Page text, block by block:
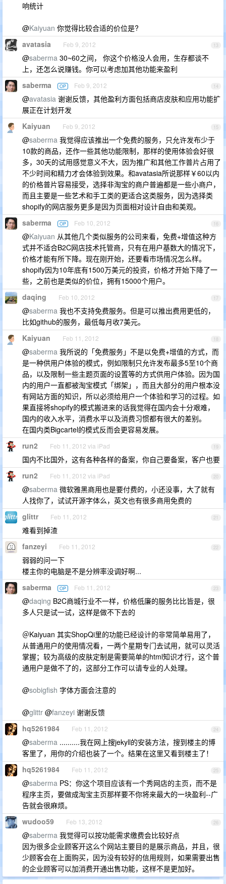
响统计
@Kaiyuan 你觉得比较合适的价位是?
13
avatasia Feb 9, 2012
@saberma 30~60之间， 你这个价格没人会用，生存都谈不
上，还怎么说赚钱。你可以考虑加其他功能来盈利
14
saberma OP Feb 9, 2012
@avatasia 谢谢反馈，其他盈利方面包括商店皮肤和应用功能扩
展正在计划开发
15
Kaiyuan Feb 9, 2012
@saberma 我觉得应该推出一个免费的服务，只允许发布少于
10款的商品，还作一些其他功能限制，那样的使用体验会好很
多，30天的试用感觉意义不大，因为推广和其他工作普片占用了
不少时间和精力才会体验到效果。和avatasia所说那样￥60以内
的价格普片容易接受，选择非淘宝的商户普遍都是一些小商户，
而且主要是一些艺术和手工类的更适合这类服务，因为选择类
shopify的网店服务更多是因为页面相对设计自由和美观。
16
saberma OP Feb 10, 2012
@Kaiyuan 从其他几个类似服务的公司来看，免费+增值这种方
式并不适合B2C网店技术托管商，只有在用户基数大的情况下，
价格才能有所下降。现在刚开始，还要看市场情况怎么样。
shopify因为10年底有1500万美元的投资，价格才开始下降了一
些，之前也是类似的价位，拥有15000个用户。
17
daqing Feb 10, 2012
@saberma 我也不支持免费服务。但是可以推出费用更低的，
比如github的服务，最低每月收7美元。
18
Kaiyuan Feb 11, 2012
@saberma 我所说的「免费服务」不是以免费+增值的方式，而
是一种供用户体验的模式，例如限制只允许发布最多5至10个商
品，以及限制一些主题页面的设置等的方式供用户体验。因为国
内的用户一直都被淘宝模式「绑架」，而且大部分的用户根本没
有网站方面的知识，所以必须给用户一个体验和学习的过程。如
果直接将shopify的模式搬进来的话我觉得在国内会十分艰难，
国内的收入水平，消费水平以及消费习惯都有很大的差别。
在国内类Bigcartel的模式反而会更容易发展。
19
run2 Feb 11, 2012 via iPad
国内不比国外，这有各种各样的备案，你自己要备案，客户也要
20
run2 Feb 11, 2012 via iPad
@saberma 微软雅黑商用也是要付费的，小还没事，大了就有
人找你了，试试开源字体么，英文也有很多商用免费的
21
glittr Feb 11, 2012
难看到掉渣
22
fanzeyi Feb 11, 2012
弱弱的问一下
楼主你的电脑是不是分辨率没调好啊...
23
saberma OP Feb 11, 2012
@daqing B2C商城行业不一样，价格低廉的服务比比皆是，很
多人只是试一试，这样是做不下去的
＠Kaiyuan 其实ShopQi里的功能已经设计的非常简单易用了，
从普通用户的使用情况看，一两个星期专门去试用，就可以灵活
掌握；较为高级的皮肤定制是需要简单的html知识才行，这个普
通用户是做不了的，这部分工作可以请专业的人处理。
@sobigfish 字体方面会注意的
@glittr @fanzeyi 谢谢反馈
24
hq5261984 Feb 11, 2012
@saberma ..........我在网上搜jekyll的安装方法，搜到楼主的博
客里了，用你的介绍也装了一个。结果在这里又看到楼主了！
25
hq5261984 Feb 11, 2012
@saberma PS：你这个项目应该有一个秀网店的主页，而不是
程序主页，要做成淘宝主页那样要不你将来最大的一块盈利--广
告就会很麻烦。
26
wudoo59 Feb 13, 2012
@saberma 我觉得可以按功能需求缴费会比较好点
因为很多企业顾客开这么个网站主要目的是展示商品，并且，很
少顾客会在上面购买，因为没有较好的信用规则，如果需要出售
的企业顾客可以加消费开通出售功能，这样不是更加好。